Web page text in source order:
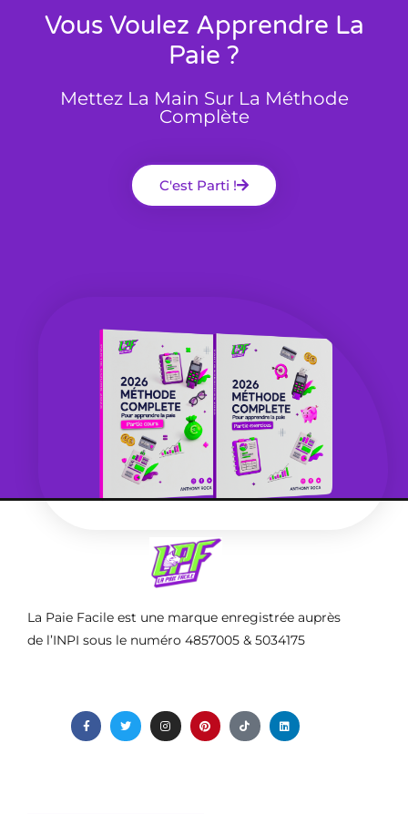
Vous Voulez Apprendre La
Paie ?
Mettez La Main Sur La Méthode
Complète
C'est Parti !
La Paie Facile est une marque enregistrée auprès
de l’INPI sous le numéro 4857005 & 5034175